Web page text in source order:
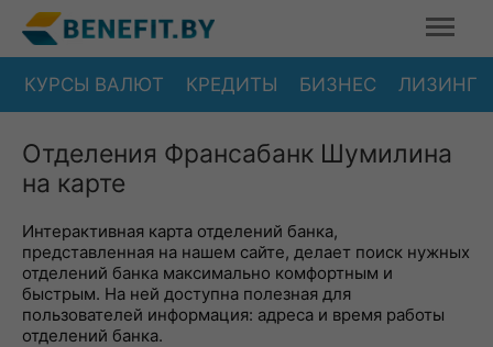
КУРСЫ ВАЛЮТ КРЕДИТЫ БИЗНЕС ЛИЗИНГ
Отделения Франсабанк Шумилина
на карте
Интерактивная карта отделений банка,
представленная на нашем сайте, делает поиск нужных
отделений банка максимально комфортным и
быстрым. На ней доступна полезная для
пользователей информация: адреса и время работы
отделений банка.